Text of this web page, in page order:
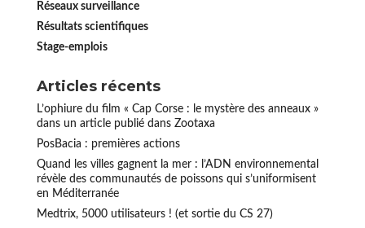
Réseaux surveillance
Résultats scientifiques
Stage-emplois
Articles récents
L’ophiure du film « Cap Corse : le mystère des anneaux »
dans un article publié dans Zootaxa
PosBacia : premières actions
Quand les villes gagnent la mer : l’ADN environnemental
révèle des communautés de poissons qui s’uniformisent
en Méditerranée
Medtrix, 5000 utilisateurs ! (et sortie du CS 27)